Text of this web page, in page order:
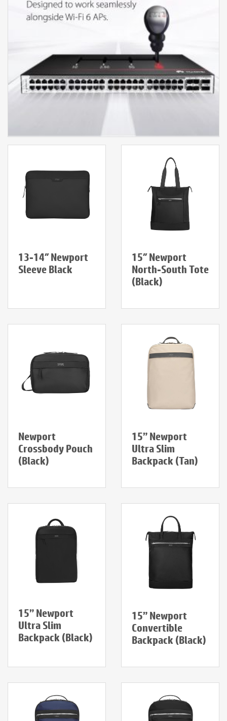
13-14″ Newport
Sleeve Black
15″ Newport
North-South Tote
(Black)
Newport
Crossbody Pouch
(Black)
15” Newport
Ultra Slim
Backpack (Tan)
15” Newport
Ultra Slim
Backpack (Black)
15” Newport
Convertible
Backpack (Black)